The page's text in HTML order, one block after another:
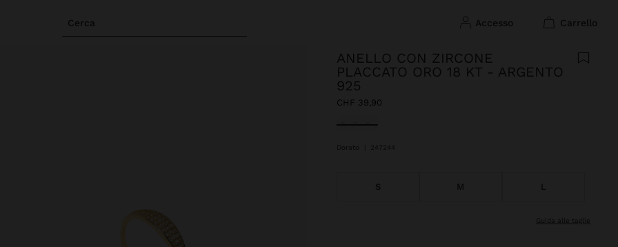
Cerca accesso carrello
ANELLO CON ZIRCONE
PLACCATO ORO 18 KT - ARGENTO
925
CHF 39,90
Selezionato
Dorato 247244
S M L
guida alle taglie